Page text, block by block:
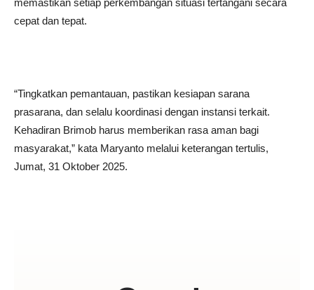
memastikan setiap perkembangan situasi tertangani secara
cepat dan tepat.
“Tingkatkan pemantauan, pastikan kesiapan sarana
prasarana, dan selalu koordinasi dengan instansi terkait.
Kehadiran Brimob harus memberikan rasa aman bagi
masyarakat,” kata Maryanto melalui keterangan tertulis,
Jumat, 31 Oktober 2025.